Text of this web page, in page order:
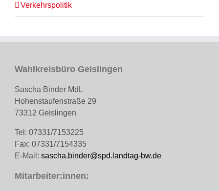
Verkehrspolitik
Wahlkreisbüro Geislingen
Sascha Binder MdL
Hohenstaufenstraße 29
73312 Geislingen
Tel: 07331/7153225
Fax: 07331/7154335
E-Mail: sascha.binder@spd.landtag-bw.de
Mitarbeiter:innen: